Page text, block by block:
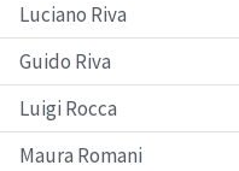
Luciano Riva
Guido Riva
Luigi Rocca
Maura Romani